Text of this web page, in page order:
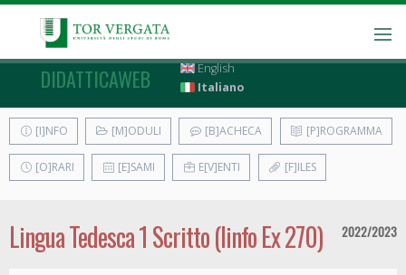
DIDATTICAWEB
English
Italiano
[I]NFO [M]ODULI [B]ACHECA [P]ROGRAMMA
[O]RARI [E]SAMI E[V]ENTI [F]ILES
Lingua Tedesca 1 Scritto (linfo Ex 270) 2022/2023